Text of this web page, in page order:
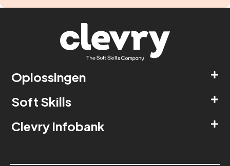
Oplossingen
Soft Skills
Clevry Infobank